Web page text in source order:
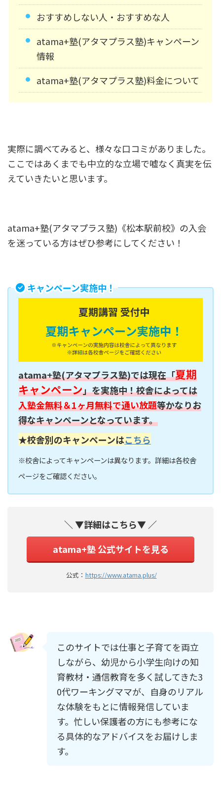
おすすめしない人・おすすめな人
atama+塾(アタマプラス塾)キャンペーン
情報
atama+塾(アタマプラス塾)料金について
実際に調べてみると、様々な口コミがありました。
ここではあくまでも中立的な立場で嘘なく真実を伝
えていきたいと思います。
atama+塾(アタマプラス塾)《松本駅前校》の入会
を迷っている方はぜひ参考にしてください！
キャンペーン実施中！
atama+塾(アタマプラス塾)では現在「夏期
キャンペーン」を実施中！校舎によっては
入塾金無料＆1ヶ月無料で通い放題等かなりお
得なキャンペーンとなっています。
★校舎別のキャンペーンはこちら
※校舎によってキャンペーンは異なります。詳細は各校舎
ページをご確認ください。
＼ ▼詳細はこちら▼ ／
atama+塾 公式サイトを見る
公式： https://www.atama.plus/
このサイトでは仕事と子育てを両立
しながら、幼児から小学生向けの知
育教材・通信教育を多く試してきた3
0代ワーキングママが、自身のリアル
な体験をもとに情報発信していま
す。忙しい保護者の方にも参考にな
る具体的なアドバイスをお届けしま
す。